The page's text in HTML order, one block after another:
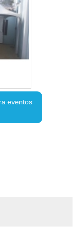
eventos